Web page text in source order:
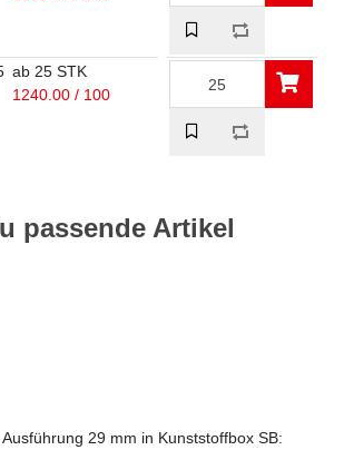
ab 25 STK
1240.00 / 100
passende Artikel
29 mm in Kunststoffbox SB: